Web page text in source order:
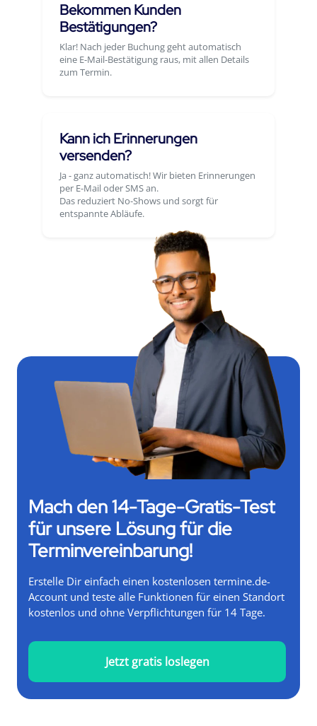
Bekommen Kunden
Bestätigungen?
Klar! Nach jeder Buchung geht automatisch
eine E-Mail-Bestätigung raus, mit allen Details
zum Termin.
Kann ich Erinnerungen
versenden?
Ja - ganz automatisch! Wir bieten Erinnerungen
per E-Mail oder SMS an.
Das reduziert No-Shows und sorgt für
entspannte Abläufe.
Mach den 14-Tage-Gratis-Test
für unsere Lösung für die
Terminvereinbarung!
Erstelle Dir einfach einen kostenlosen termine.de-
Account und teste alle Funktionen für einen Standort
kostenlos und ohne Verpflichtungen für 14 Tage.
Jetzt gratis loslegen